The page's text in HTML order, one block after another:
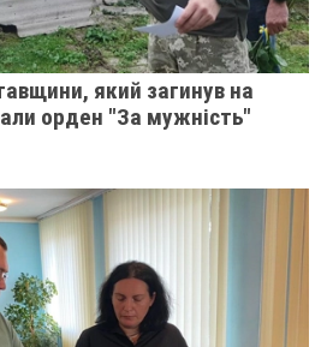
який загинув на
орден "За мужність"